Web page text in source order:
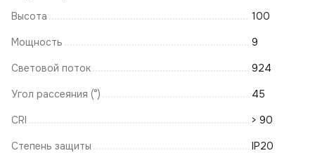
Высота 100
Мощность 9
Световой поток 924
Угол рассеяния (°) 45
CRI > 90
Степень защиты IP20